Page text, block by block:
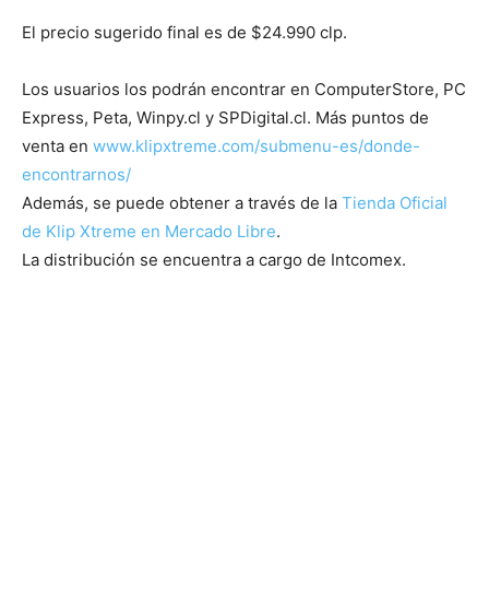
El precio sugerido final es de $24.990 clp.
Los usuarios los podrán encontrar en ComputerStore, PC
Express, Peta, Winpy.cl y SPDigital.cl. Más puntos de
venta en www.klipxtreme.com/submenu-es/donde-
encontrarnos/
Además, se puede obtener a través de la Tienda Oficial
de Klip Xtreme en Mercado Libre.
La distribución se encuentra a cargo de Intcomex.